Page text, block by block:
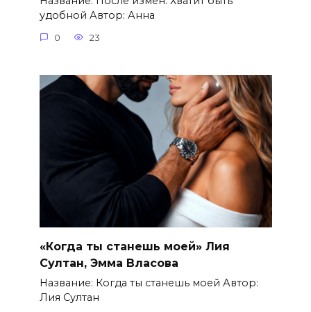
удобной Автор: Анна
0 23
«Когда ты станешь моей» Лия
Султан, Эмма Власова
Название: Когда ты станешь моей Автор:
Лия Султан